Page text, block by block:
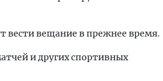
вести вещание в прежнее время.
и других спортивных